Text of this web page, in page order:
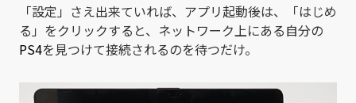
「設定」さえ出来ていれば、アプリ起動後は、「はじめ
る」をクリックすると、ネットワーク上にある自分の
PS4を見つけて接続されるのを待つだけ。